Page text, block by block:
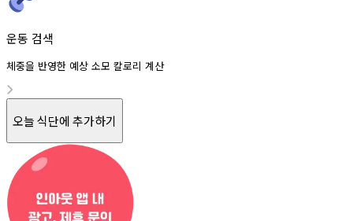
운동 검색
체중을 반영한 예상 소모 칼로리 계산
오늘 식단에 추가하기